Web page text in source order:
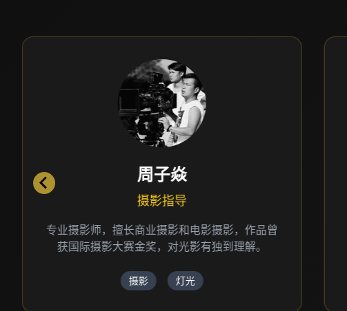
孙娟
制作总监
资深制作人，负责项目统筹和团队管理，确保每
个项目都能按时高质量完成。
项目管理 制作